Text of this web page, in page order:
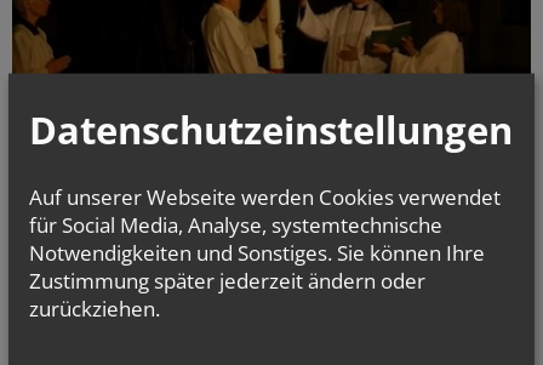
3 - DEUTUNG der OSTERKERZE - Ostern 2020 im Garten der EK
Datenschutzeinstellungen
Auf unserer Webseite werden Cookies verwendet
für Social Media, Analyse, systemtechnische
Notwendigkeiten und Sonstiges. Sie können Ihre
Zustimmung später jederzeit ändern oder
zurückziehen.